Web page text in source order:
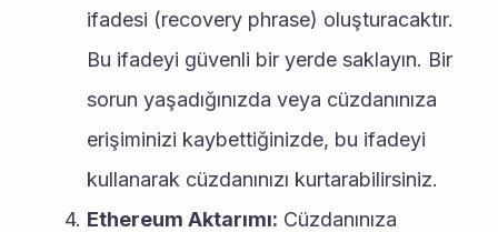
ifadesi (recovery phrase) oluşturacaktır.
Bu ifadeyi güvenli bir yerde saklayın. Bir
sorun yaşadığınızda veya cüzdanınıza
erişiminizi kaybettiğinizde, bu ifadeyi
kullanarak cüzdanınızı kurtarabilirsiniz.
Ethereum Aktarımı: Cüzdanınıza